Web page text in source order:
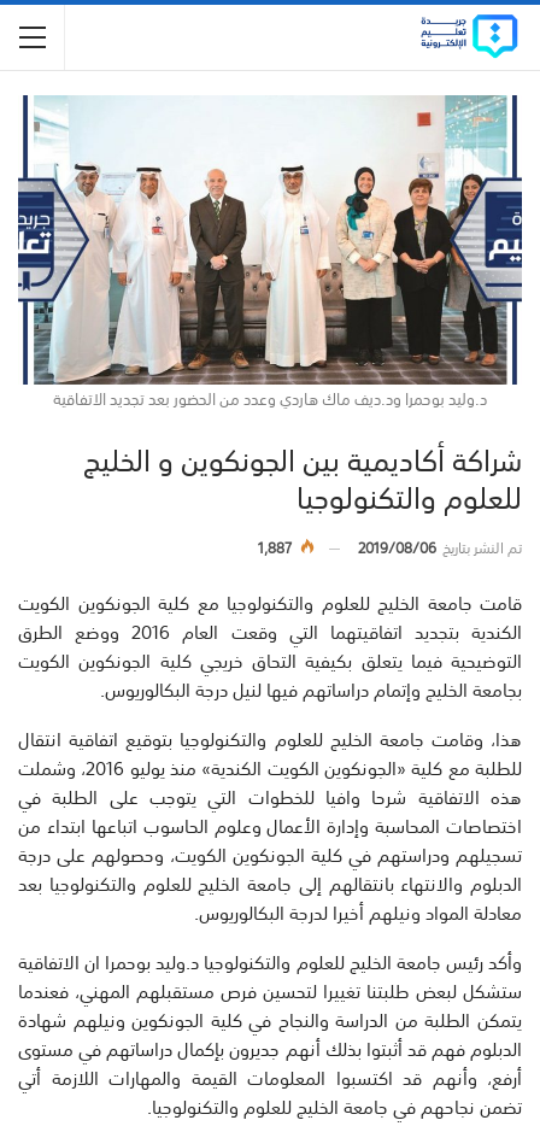
د.وليد بوحمرا ود.ديف ماك هاردي وعدد من الحضور بعد تجديد الاتفاقية
شراكة أكاديمية بين الجونكوين و الخليج
للعلوم والتكنولوجيا
تم النشر بتاريخ2019/08/06
1,887
قامت جامعة الخليج للعلوم والتكنولوجيا مع كلية الجونكوين الكويت
الكندية بتجديد اتفاقيتهما التي وقعت العام 2016 ووضع الطرق
التوضيحية فيما يتعلق بكيفية التحاق خريجي كلية الجونكوين الكويت
بجامعة الخليج وإتمام دراساتهم فيها لنيل درجة البكالوريوس.
هذا، وقامت جامعة الخليج للعلوم والتكنولوجيا بتوقيع اتفاقية انتقال
للطلبة مع كلية «الجونكوين الكويت الكندية» منذ يوليو 2016، وشملت
هذه الاتفاقية شرحا وافيا للخطوات التي يتوجب على الطلبة في
اختصاصات المحاسبة وإدارة الأعمال وعلوم الحاسوب اتباعها ابتداء من
تسجيلهم ودراستهم في كلية الجونكوين الكويت، وحصولهم على درجة
الدبلوم والانتهاء بانتقالهم إلى جامعة الخليج للعلوم والتكنولوجيا بعد
معادلة المواد ونيلهم أخيرا لدرجة البكالوريوس.
وأكد رئيس جامعة الخليج للعلوم والتكنولوجيا د.وليد بوحمرا ان الاتفاقية
ستشكل لبعض طلبتنا تغييرا لتحسين فرص مستقبلهم المهني، فعندما
يتمكن الطلبة من الدراسة والنجاح في كلية الجونكوين ونيلهم شهادة
الدبلوم فهم قد أثبتوا بذلك أنهم جديرون بإكمال دراساتهم في مستوى
أرفع، وأنهم قد اكتسبوا المعلومات القيمة والمهارات اللازمة أتي
تضمن نجاحهم في جامعة الخليج للعلوم والتكنولوجيا.